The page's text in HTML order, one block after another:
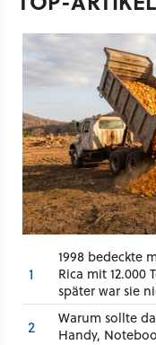
1
1998 bedeckte
Rica mit 12.000
später war sie
2
Warum sollte
Handy,